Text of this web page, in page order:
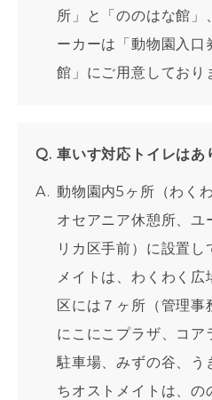
所」と「ののはな館
ーカーは「動物園入口
館」にご用意しており
車いす対応トイレはあ
動物園内5ヶ所（わく
オセアニア休憩所、ユ
リカ区手前）に設置し
メイトは、わくわく
区には７ヶ所（管理事
にこにこプラザ、コア
駐車場、みずの谷、う
ちオストメイトは、の